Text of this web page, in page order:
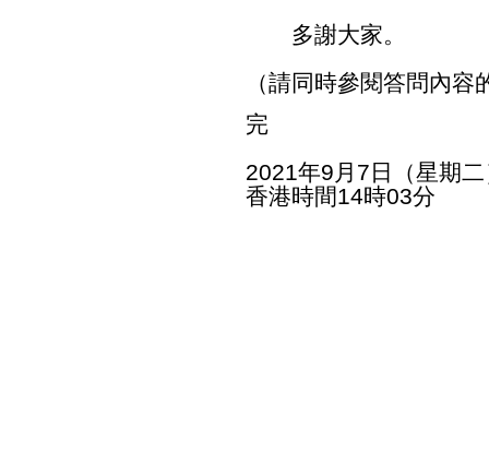
多謝大家。
（請同時參閱答問內容
完
2021年9月7日（星期
香港時間14時03分